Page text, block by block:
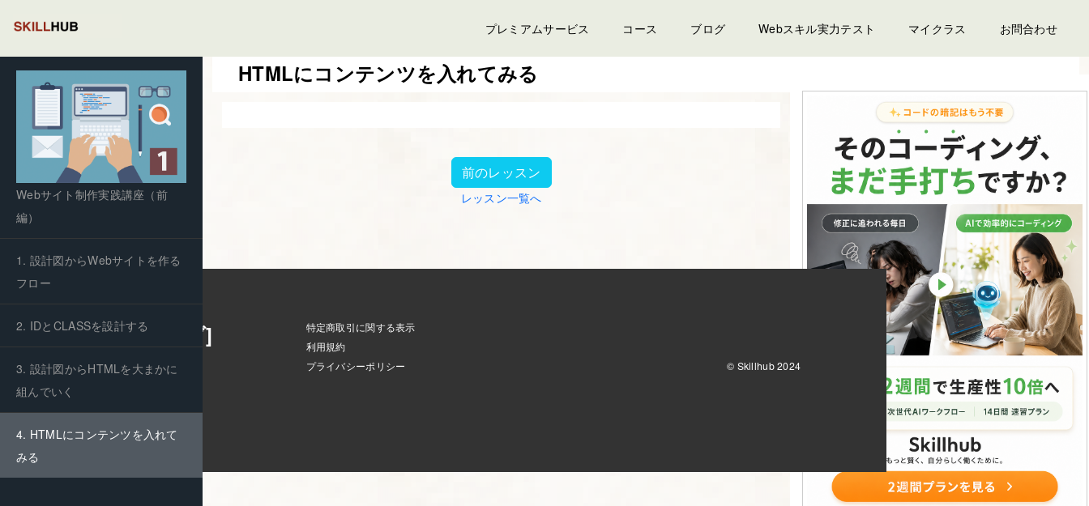
プレミアムサービス コース ブログ Webスキル実力テスト マイクラス お問合わせ
Webサイト制作実践講座（前
編）
1. 設計図からWebサイトを作る
フロー
2. IDとCLASSを設計する
3. 設計図からHTMLを大まかに
組んでいく
4. HTMLにコンテンツを入れて
みる
HTMLにコンテンツを入れてみる
前のレッスン
レッスン一覧へ
Skillhub [スキルハブ]
mail:support@skillhub.jp
■お問い合わせ
特定商取引に関する表示
利用規約
プライバシーポリシー
© Skillhub 2024